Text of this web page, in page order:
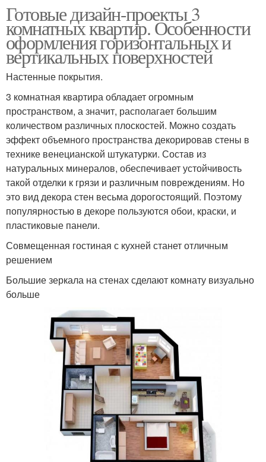
Готовые дизайн-проекты 3
комнатных квартир. Особенности
оформления горизонтальных и
вертикальных поверхностей
Настенные покрытия.
3 комнатная квартира обладает огромным
пространством, а значит, располагает большим
количеством различных плоскостей. Можно создать
эффект объемного пространства декорировав стены в
технике венецианской штукатурки. Состав из
натуральных минералов, обеспечивает устойчивость
такой отделки к грязи и различным повреждениям. Но
это вид декора стен весьма дорогостоящий. Поэтому
популярностью в декоре пользуются обои, краски, и
пластиковые панели.
Совмещенная гостиная с кухней станет отличным
решением
Большие зеркала на стенах сделают комнату визуально
больше